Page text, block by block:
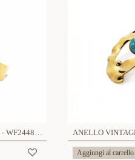
ANELLO ONDE MARINE - WF2448A112
Aggiungi al carrello